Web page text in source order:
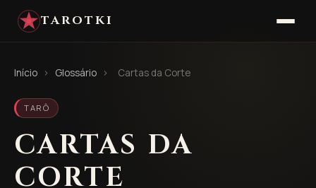
TAROTKI
Início › Glossário › Cartas da Corte
TARÔ
CARTAS DA
CORTE